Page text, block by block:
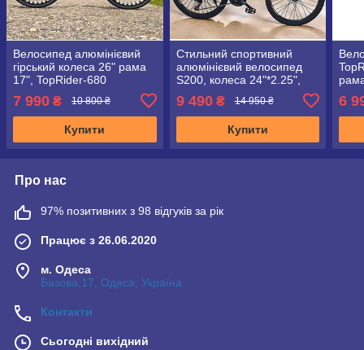
Велосипед алюмінієвий
гірський колеса 26" рама
17", TopRider-680
подарунок!
7 990 ₴ 10 800 ₴
Купити
Стильний спортивний
алюмінієвий велосипед
S200, колеса 24"*2.25",
рама 14", чорно-червоний
9 490₴ 14 950 ₴
Купити
6
Про нас
97% позитивних з 98 відгуків за рік
Працює з 26.06.2020
м. Одеса
Базова,17, Одеса, Україна
Контакти
Сьогодні вихідний